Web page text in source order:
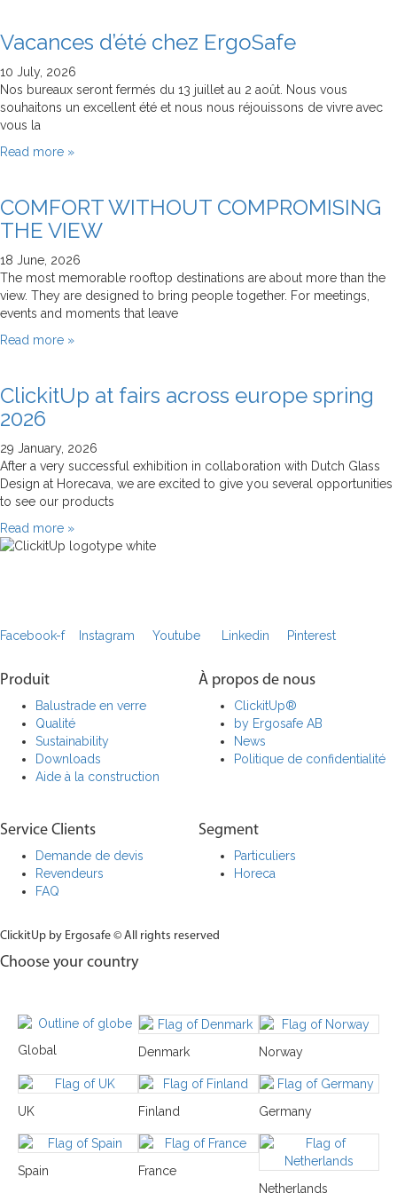
Vacances d’été chez ErgoSafe
10 July, 2026
Nos bureaux seront fermés du 13 juillet au 2 août. Nous vous
souhaitons un excellent été et nous nous réjouissons de vivre avec
vous la
Read more »
COMFORT WITHOUT COMPROMISING
THE VIEW
18 June, 2026
The most memorable rooftop destinations are about more than the
view. They are designed to bring people together. For meetings,
events and moments that leave
Read more »
ClickitUp at fairs across europe spring
2026
29 January, 2026
After a very successful exhibition in collaboration with Dutch Glass
Design at Horecava, we are excited to give you several opportunities
to see our products
Read more »
Facebook-f Instagram Youtube Linkedin Pinterest
Service Clients
Demande de devis
Revendeurs
FAQ
Produit
Balustrade en verre
Qualité
Sustainability
Downloads
Aide à la construction
À propos de nous
ClickitUp®
by Ergosafe AB
News
Politique de confidentialité
Segment
Particuliers
Horeca
ClickitUp by Ergosafe © All rights reserved
Choose your country
Global Denmark Norway
UK Finland Germany
Spain
France
Netherlands